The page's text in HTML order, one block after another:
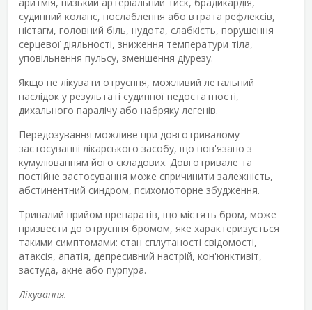
судинний колапс, послаблення або втрата рефлексів,
ністагм, головний біль, нудота, слабкість, порушення
серцевої діяльності, зниження температури тіла,
уповільнення пульсу, зменшення діурезу.
Якщо не лікувати отруєння, можливий летальний
наслідок у результаті судинної недостатності,
дихального паралічу або набряку легенів.
Передозування можливе при довготривалому
застосуванні лікарського засобу, що пов'язано з
кумулюванням його складових. Довготривале та
постійне застосування може спричинити залежність,
абстинентний синдром, психомоторне збудження.
Тривалий прийом препаратів, що містять бром, може
призвести до отруєння бромом, яке характеризується
такими симптомами: стан сплутаності свідомості,
атаксія, апатія, депресивний настрій, кон'юнктивіт,
застуда, акне або пурпура.
Лікування.